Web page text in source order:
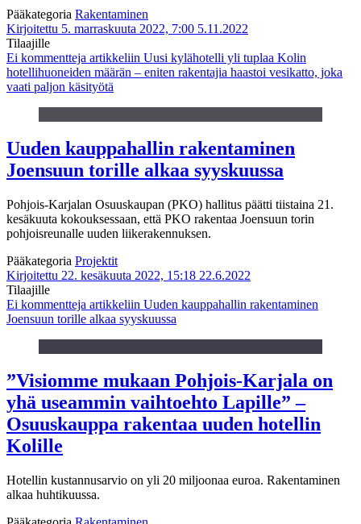
Pääkategoria Rakentaminen
Kirjoitettu 5. marraskuuta 2022, 7:00 5.11.2022
Tilaajille
Ei kommentteja artikkeliin Uusi kylähotelli yli tuplaa Kolin
hotellihuoneiden määrän – eniten rakentajia haastoi vesikatto, joka
vaati paljon käsityötä
Uuden kauppahallin rakentaminen
Joensuun torille alkaa syyskuussa
Pohjois-Karjalan Osuuskaupan (PKO) hallitus päätti tiistaina 21.
kesäkuuta kokouksessaan, että PKO rakentaa Joensuun torin
pohjoisreunalle uuden liikerakennuksen.
Pääkategoria Projektit
Kirjoitettu 22. kesäkuuta 2022, 15:18 22.6.2022
Tilaajille
Ei kommentteja artikkeliin Uuden kauppahallin rakentaminen
Joensuun torille alkaa syyskuussa
”Visiomme mukaan Pohjois-Karjala on
yhä useammin vaihtoehto Lapille” –
Osuuskauppa rakentaa uuden hotellin
Kolille
Hotellin kustannusarvio on yli 20 miljoonaa euroa. Rakentaminen
alkaa huhtikuussa.